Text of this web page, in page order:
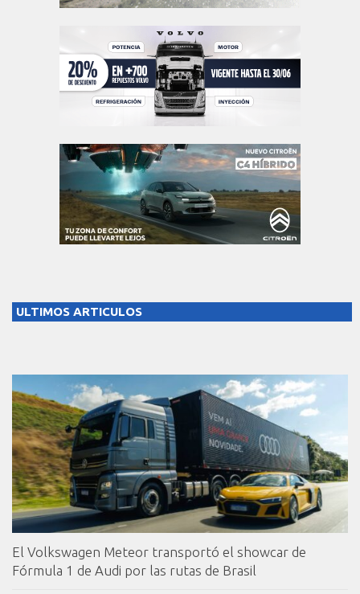
ULTIMOS ARTICULOS
El Volkswagen Meteor transportó el showcar de
Fórmula 1 de Audi por las rutas de Brasil